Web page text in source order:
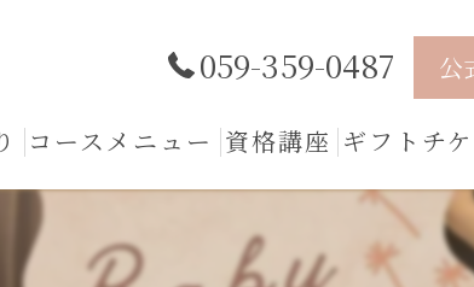
059-359-0487 公
コースメニュー 資格講座 ギフトチ